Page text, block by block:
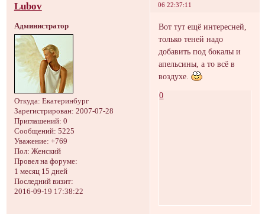
06 22:37:11
Lubov
Администратор
Откуда: Екатеринбург
Зарегистрирован: 2007-07-28
Приглашений: 0
Сообщений: 5225
Уважение: +769
Пол: Женский
Провел на форуме:
1 месяц 15 дней
Последний визит:
2016-09-19 17:38:22
Вот тут ещё интересней,
только теней надо
добавить под бокалы и
апельсины, а то всё в
воздухе.
0